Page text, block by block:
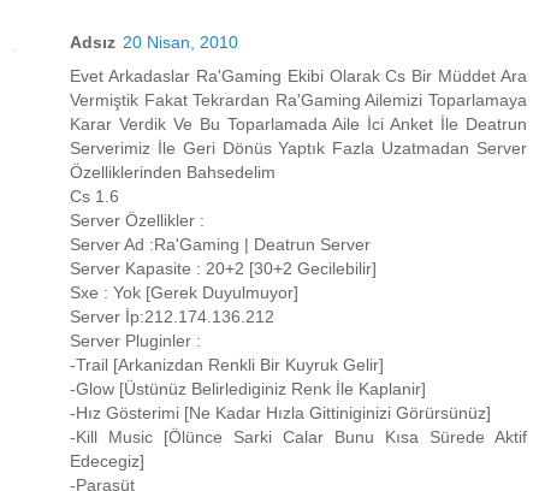
Adsız 20 Nisan, 2010
Evet Arkadaslar Ra'Gaming Ekibi Olarak Cs Bir Müddet Ara
Vermiştik Fakat Tekrardan Ra'Gaming Ailemizi Toparlamaya
Karar Verdik Ve Bu Toparlamada Aile İci Anket İle Deatrun
Serverimiz İle Geri Dönüs Yaptık Fazla Uzatmadan Server
Özelliklerinden Bahsedelim
Cs 1.6
Server Özellikler :
Server Ad :Ra'Gaming | Deatrun Server
Server Kapasite : 20+2 [30+2 Gecilebilir]
Sxe : Yok [Gerek Duyulmuyor]
Server İp:212.174.136.212
Server Pluginler :
-Trail [Arkanizdan Renkli Bir Kuyruk Gelir]
-Glow [Üstünüz Belirlediginiz Renk İle Kaplanir]
-Hız Gösterimi [Ne Kadar Hızla Gittiniginizi Görürsünüz]
-Kill Music [Ölünce Sarki Calar Bunu Kısa Sürede Aktif
Edecegiz]
-Paraşüt